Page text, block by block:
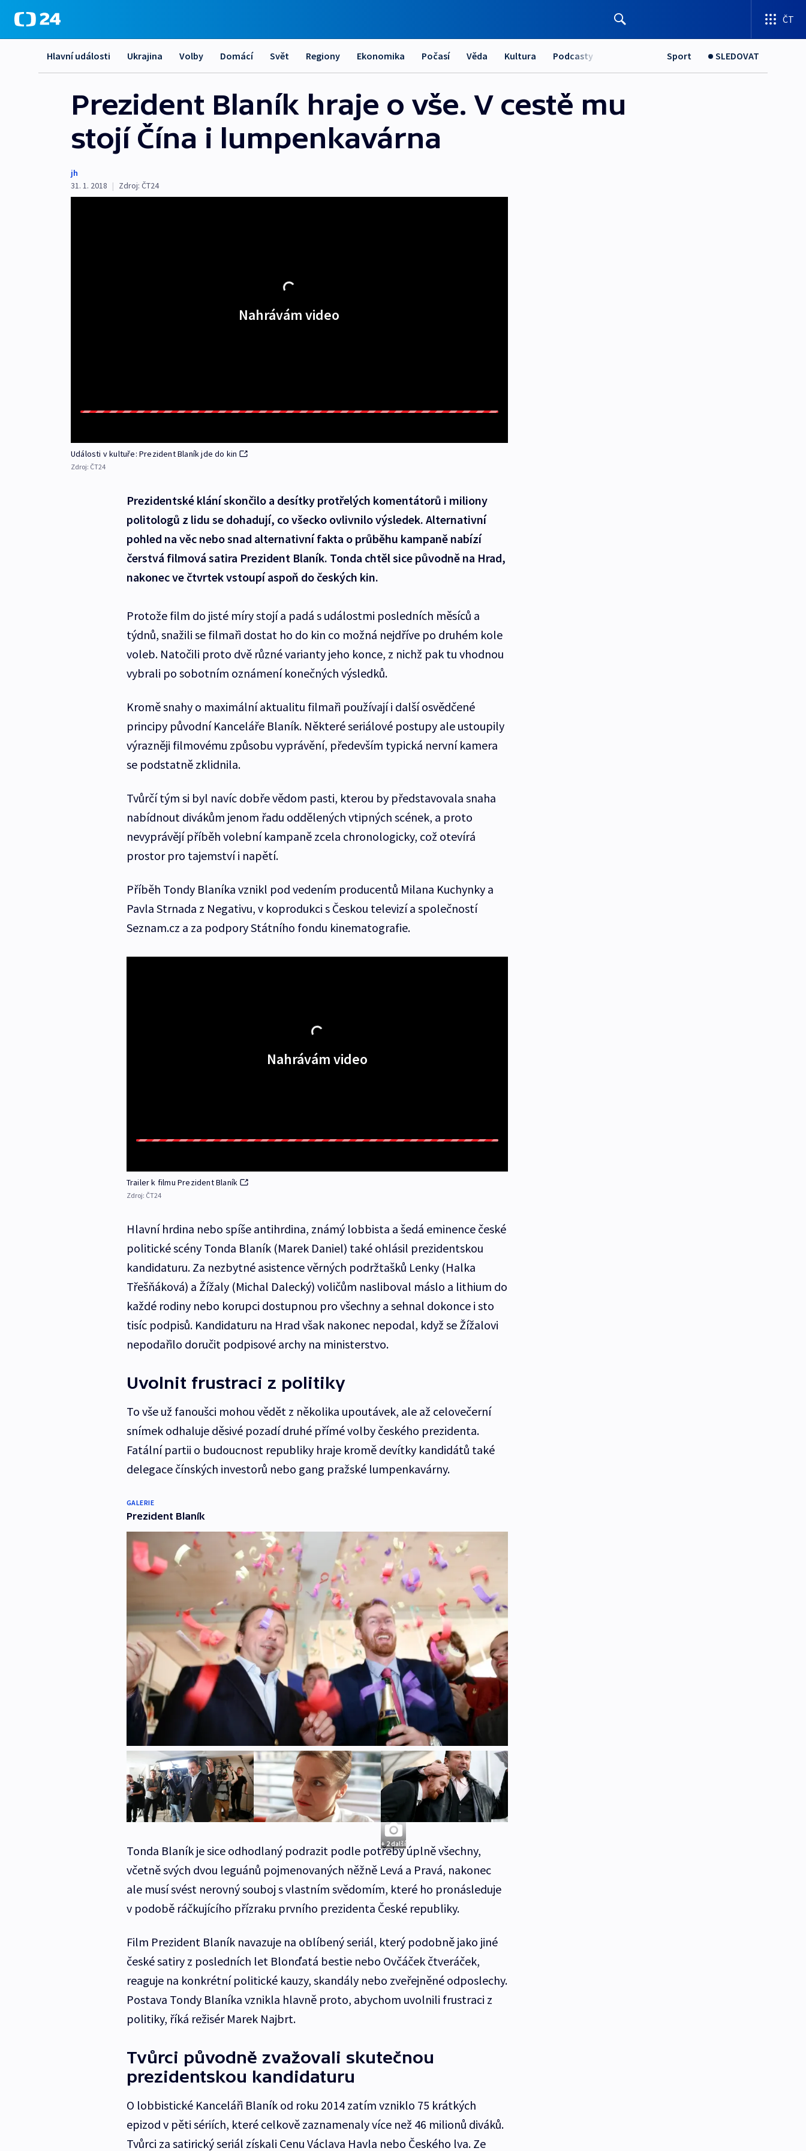
ČT
Hlavní události Ukrajina Volby Domácí Svět Regiony Ekonomika Počasí Věda Kultura Podcasty Sport SLEDOVAT
Prezident Blaník hraje o vše. V cestě mu
stojí Čína i lumpenkavárna
jh
31. 1. 2018 | Zdroj: ČT24
Nahrávám video
Události v kultuře: Prezident Blaník jde do kin
Zdroj: ČT24
Prezidentské klání skončilo a desítky protřelých komentátorů i miliony
politologů z lidu se dohadují, co všecko ovlivnilo výsledek. Alternativní
pohled na věc nebo snad alternativní fakta o průběhu kampaně nabízí
čerstvá filmová satira Prezident Blaník. Tonda chtěl sice původně na Hrad,
nakonec ve čtvrtek vstoupí aspoň do českých kin.
Protože film do jisté míry stojí a padá s událostmi posledních měsíců a
týdnů, snažili se filmaři dostat ho do kin co možná nejdříve po druhém kole
voleb. Natočili proto dvě různé varianty jeho konce, z nichž pak tu vhodnou
vybrali po sobotním oznámení konečných výsledků.
Kromě snahy o maximální aktualitu filmaři používají i další osvědčené
principy původní Kanceláře Blaník. Některé seriálové postupy ale ustoupily
výrazněji filmovému způsobu vyprávění, především typická nervní kamera
se podstatně zklidnila.
Tvůrčí tým si byl navíc dobře vědom pasti, kterou by představovala snaha
nabídnout divákům jenom řadu oddělených vtipných scének, a proto
nevyprávějí příběh volební kampaně zcela chronologicky, což otevírá
prostor pro tajemství i napětí.
Příběh Tondy Blaníka vznikl pod vedením producentů Milana Kuchynky a
Pavla Strnada z Negativu, v koprodukci s Českou televizí a společností
Seznam.cz a za podpory Státního fondu kinematografie.
Nahrávám video
Trailer k filmu Prezident Blaník
Zdroj: ČT24
Hlavní hrdina nebo spíše antihrdina, známý lobbista a šedá eminence české
politické scény Tonda Blaník (Marek Daniel) také ohlásil prezidentskou
kandidaturu. Za nezbytné asistence věrných podržtašků Lenky (Halka
Třešňáková) a Žížaly (Michal Dalecký) voličům nasliboval máslo a lithium do
každé rodiny nebo korupci dostupnou pro všechny a sehnal dokonce i sto
tisíc podpisů. Kandidaturu na Hrad však nakonec nepodal, když se Žížalovi
nepodařilo doručit podpisové archy na ministerstvo.
Uvolnit frustraci z politiky
To vše už fanoušci mohou vědět z několika upoutávek, ale až celovečerní
snímek odhaluje děsivé pozadí druhé přímé volby českého prezidenta.
Fatální partii o budoucnost republiky hraje kromě devítky kandidátů také
delegace čínských investorů nebo gang pražské lumpenkavárny.
GALERIE
Prezident Blaník
+ 2 další
Tonda Blaník je sice odhodlaný podrazit podle potřeby úplně všechny,
včetně svých dvou leguánů pojmenovaných něžně Levá a Pravá, nakonec
ale musí svést nerovný souboj s vlastním svědomím, které ho pronásleduje
v podobě ráčkujícího přízraku prvního prezidenta České republiky.
Film Prezident Blaník navazuje na oblíbený seriál, který podobně jako jiné
české satiry z posledních let Blonďatá bestie nebo Ovčáček čtveráček,
reaguje na konkrétní politické kauzy, skandály nebo zveřejněné odposlechy.
Postava Tondy Blaníka vznikla hlavně proto, abychom uvolnili frustraci z
politiky, říká režisér Marek Najbrt.
Tvůrci původně zvažovali skutečnou
prezidentskou kandidaturu
O lobbistické Kanceláři Blaník od roku 2014 zatím vzniklo 75 krátkých
epizod v pěti sériích, které celkově zaznamenaly více než 46 milionů diváků.
Tvůrci za satirický seriál získali Cenu Václava Havla nebo Českého lva. Ze